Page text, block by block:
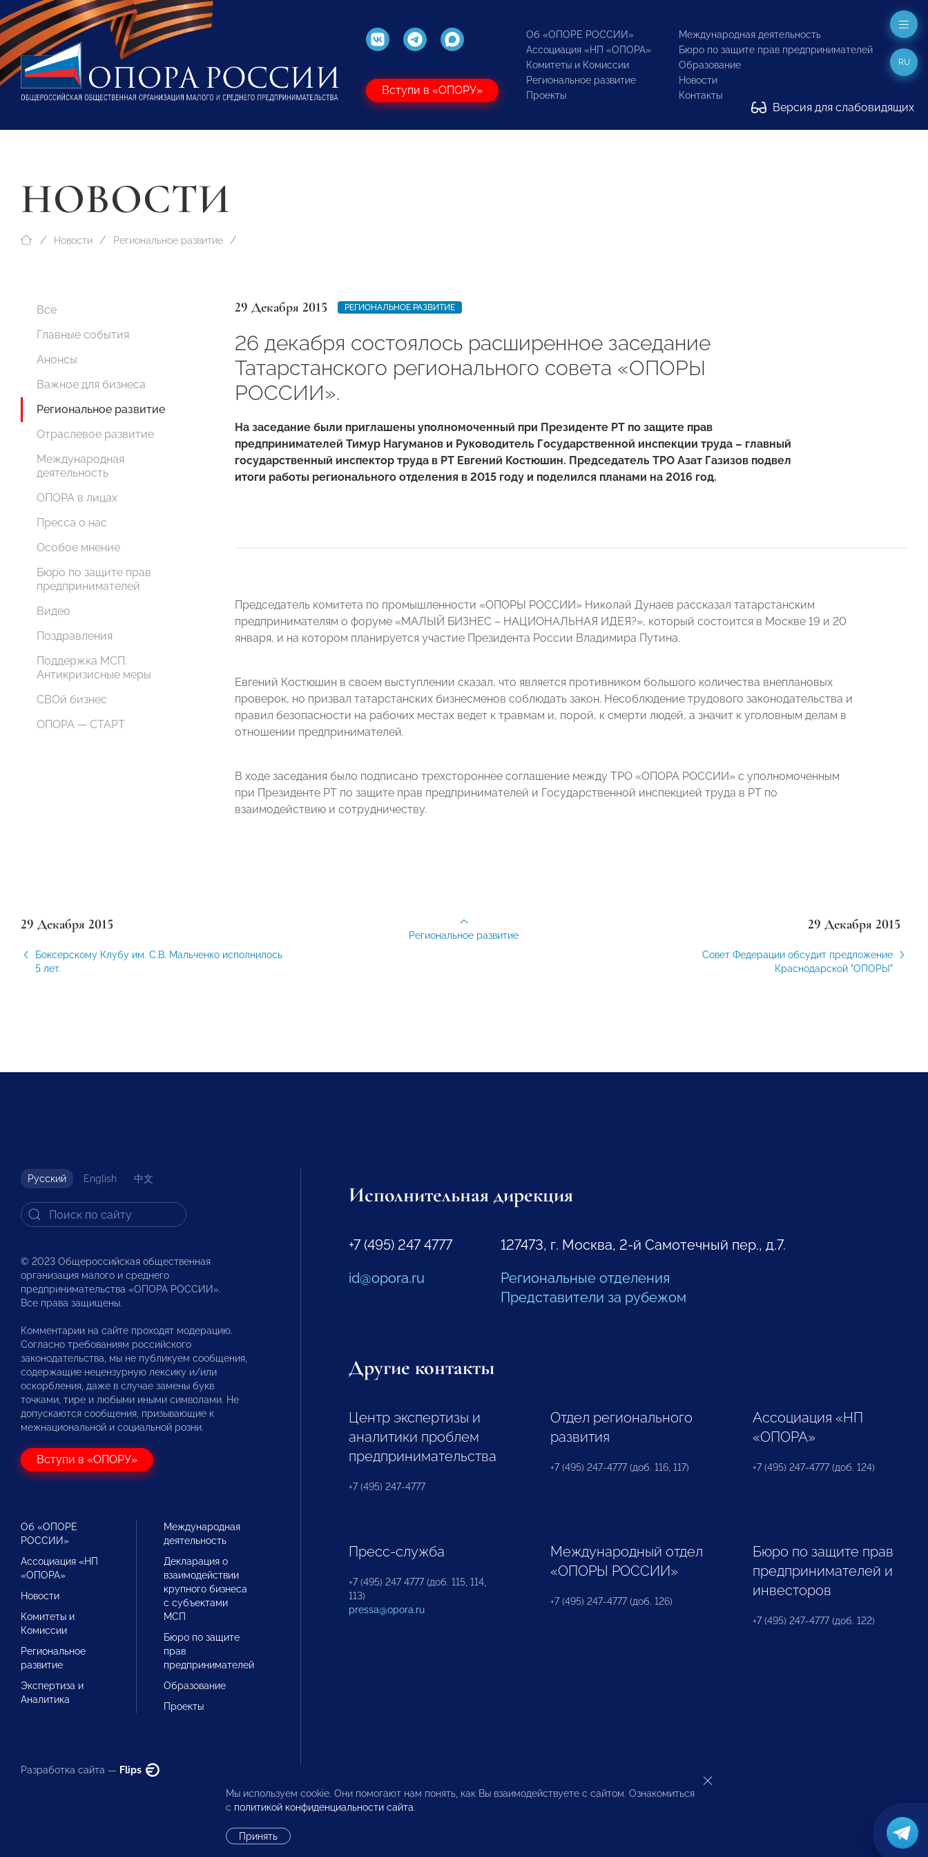
Вступи в «ОПОРУ»
Об «ОПОРЕ РОССИИ»
Ассоциация «НП «ОПОРА»
Комитеты и Комиссии
Региональное развитие
Проекты
Международная деятельность
Бюро по защите прав предпринимателей
Образование
Новости
Контакты
Версия для слабовидящих
RU
НОВОСТИ
Новости Региональное развитие
Все
Главные события
Анонсы
Важное для бизнеса
Региональное развитие
Отраслевое развитие
Международная
деятельность
ОПОРА в лицах
Пресса о нас
Особое мнение
Бюро по защите прав
предпринимателей
Видео
Поздравления
Поддержка МСП.
Антикризисные меры
СВОй бизнес
ОПОРА — СТАРТ
29 Декабря 2015 РЕГИОНАЛЬНОЕ РАЗВИТИЕ
26 декабря состоялось расширенное заседание
Татарстанского регионального совета «ОПОРЫ
РОССИИ».
На заседание были приглашены уполномоченный при Президенте РТ по защите прав
предпринимателей Тимур Нагуманов и Руководитель Государственной инспекции труда – главный
государственный инспектор труда в РТ Евгений Костюшин. Председатель ТРО Азат Газизов подвел
итоги работы регионального отделения в 2015 году и поделился планами на 2016 год.
Председатель комитета по промышленности «ОПОРЫ РОССИИ» Николай Дунаев рассказал татарстанским
предпринимателям о форуме «МАЛЫЙ БИЗНЕС – НАЦИОНАЛЬНАЯ ИДЕЯ?», который состоится в Москве 19 и 20
января, и на котором планируется участие Президента России Владимира Путина.
Евгений Костюшин в своем выступлении сказал, что является противником большого количества внеплановых
проверок, но призвал татарстанских бизнесменов соблюдать закон. Несоблюдение трудового законодательства и
правил безопасности на рабочих местах ведет к травмам и, порой, к смерти людей, а значит к уголовным делам в
отношении предпринимателей.
В ходе заседания было подписано трехстороннее соглашение между ТРО «ОПОРА РОССИИ» с уполномоченным
при Президенте РТ по защите прав предпринимателей и Государственной инспекцией труда в РТ по
взаимодействию и сотрудничеству.
29 Декабря 2015
Боксерскому Клубу им. С.В. Мальченко исполнилось
5 лет.
29 Декабря 2015
Совет Федерации обсудит предложение
Краснодарской "ОПОРЫ"
Региональное развитие
Русский English 中文
© 2023 Общероссийская общественная
организация малого и среднего
предпринимательства «ОПОРА РОССИИ».
Все права защищены.
Комментарии на сайте проходят модерацию.
Согласно требованиям российского
законодательства, мы не публикуем сообщения,
содержащие нецензурную лексику и/или
оскорбления, даже в случае замены букв
точками, тире и любыми иными символами. Не
допускаются сообщения, призывающие к
межнациональной и социальной розни.
Вступи в «ОПОРУ»
Об «ОПОРЕ
РОССИИ»
Ассоциация «НП
«ОПОРА»
Новости
Комитеты и
Комиссии
Региональное
развитие
Экспертиза и
Аналитика
Международная
деятельность
Декларация о
взаимодействии
крупного бизнеса
с субъектами
МСП
Бюро по защите
прав
предпринимателей
Образование
Проекты
Разработка сайта — Flips
Исполнительная дирекция
+7 (495) 247 4777
id@opora.ru
127473, г. Москва, 2-й Самотечный пер., д.7.
Региональные отделения
Представители за рубежом
Другие контакты
Центр экспертизы и
аналитики проблем
предпринимательства
+7 (495) 247-4777
Отдел регионального
развития
+7 (495) 247-4777 (доб. 116, 117)
Ассоциация «НП
«ОПОРА»
+7 (495) 247-4777 (доб. 124)
Пресс-служба
+7 (495) 247 4777 (доб. 115, 114,
113)
pressa@opora.ru
Международный отдел
«ОПОРЫ РОССИИ»
+7 (495) 247-4777 (доб. 126)
Бюро по защите прав
предпринимателей и
инвесторов
+7 (495) 247-4777 (доб. 122)
Мы используем cookie. Они помогают нам понять, как Вы взаимодействуете с сайтом. Ознакомиться
с политикой конфиденциальности сайта.
Принять